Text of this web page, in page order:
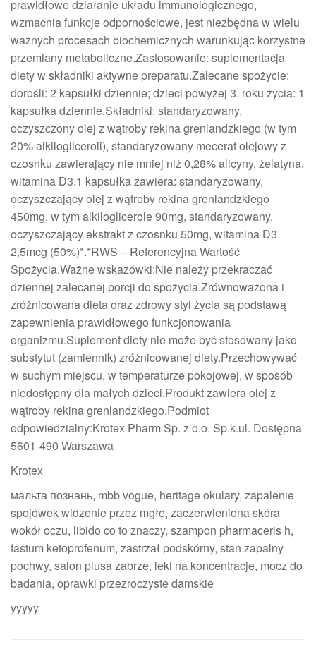
prawidłowe działanie układu immunologicznego,
wzmacnia funkcje odpornościowe, jest niezbędna w wielu
ważnych procesach biochemicznych warunkując korzystne
przemiany metaboliczne.Zastosowanie: suplementacja
diety w składniki aktywne preparatu.Zalecane spożycie:
dorośli: 2 kapsułki dziennie; dzieci powyżej 3. roku życia: 1
kapsułka dziennie.Składniki: standaryzowany,
oczyszczony olej z wątroby rekina grenlandzkiego (w tym
20% alkilogliceroli), standaryzowany mecerat olejowy z
czosnku zawierający nie mniej niż 0,28% alicyny, żelatyna,
witamina D3.1 kapsułka zawiera: standaryzowany,
oczyszczający olej z wątroby rekina grenlandzkiego
450mg, w tym alkiloglicerole 90mg, standaryzowany,
oczyszczający ekstrakt z czosnku 50mg, witamina D3
2,5mcg (50%)*.*RWS – Referencyjna Wartość
Spożycia.Ważne wskazówki:Nie należy przekraczać
dziennej zalecanej porcji do spożycia.Zrównoważona i
zróżnicowana dieta oraz zdrowy styl życia są podstawą
zapewnienia prawidłowego funkcjonowania
organizmu.Suplement diety nie może być stosowany jako
substytut (zamiennik) zróżnicowanej diety.Przechowywać
w suchym miejscu, w temperaturze pokojowej, w sposób
niedostępny dla małych dzieci.Produkt zawiera olej z
wątroby rekina grenlandzkiego.Podmiot
odpowiedzialny:Krotex Pharm Sp. z o.o. Sp.k.ul. Dostępna
5601-490 Warszawa
Krotex
мальта познань, mbb vogue, heritage okulary, zapalenie
spojówek widzenie przez mgłę, zaczerwieniona skóra
wokół oczu, libido co to znaczy, szampon pharmaceris h,
fastum ketoprofenum, zastrzał podskórny, stan zapalny
pochwy, salon plusa zabrze, leki na koncentracje, mocz do
badania, oprawki przezroczyste damskie
yyyyy